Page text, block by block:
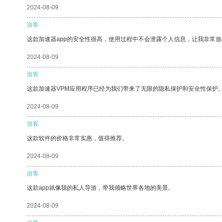
2024-08-09
游客
这款加速器app的安全性很高，使用过程中不会泄露个人信息，让我非常
2024-08-09
游客
这款加速器VPM应用程序已经为我们带来了无限的隐私保护和安全性保护
2024-08-09
游客
这款软件的价格非常实惠，值得推荐。
2024-08-09
游客
这款app就像我的私人导游，带我领略世界各地的美景。
2024-08-09